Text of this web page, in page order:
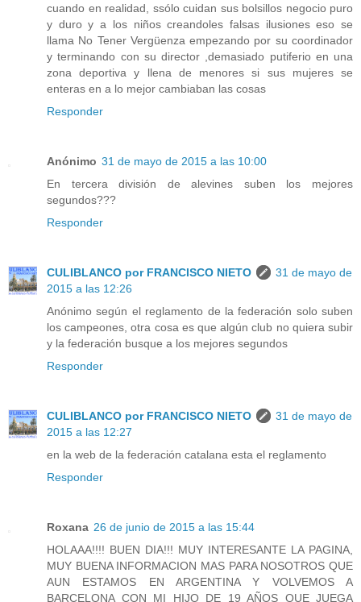
cuando en realidad, ssólo cuidan sus bolsillos negocio puro
y duro y a los niños creandoles falsas ilusiones eso se
llama No Tener Vergüenza empezando por su coordinador
y terminando con su director ,demasiado putiferio en una
zona deportiva y llena de menores si sus mujeres se
enteras en a lo mejor cambiaban las cosas
Responder
Anónimo 31 de mayo de 2015 a las 10:00
En tercera división de alevines suben los mejores
segundos???
Responder
CULIBLANCO por FRANCISCO NIETO
31 de mayo de
2015 a las 12:26
Anónimo según el reglamento de la federación solo suben
los campeones, otra cosa es que algún club no quiera subir
y la federación busque a los mejores segundos
Responder
CULIBLANCO por FRANCISCO NIETO
31 de mayo de
2015 a las 12:27
en la web de la federación catalana esta el reglamento
Responder
Roxana 26 de junio de 2015 a las 15:44
HOLAAA!!!! BUEN DIA!!! MUY INTERESANTE LA PAGINA,
MUY BUENA INFORMACION MAS PARA NOSOTROS QUE
AUN ESTAMOS EN ARGENTINA Y VOLVEMOS A
BARCELONA CON MI HIJO DE 19 AÑOS QUE JUEGA